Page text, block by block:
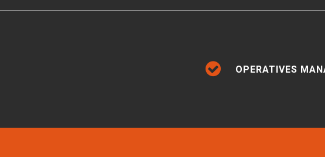
OPERATIVES